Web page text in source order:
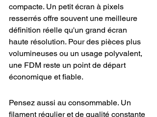
compacte. Un petit écran à pixels
resserrés offre souvent une meilleure
définition réelle qu'un grand écran
haute résolution. Pour des pièces plus
volumineuses ou un usage polyvalent,
une FDM reste un point de départ
économique et fiable.
Pensez aussi au consommable. Un
filament régulier et de qualité constante